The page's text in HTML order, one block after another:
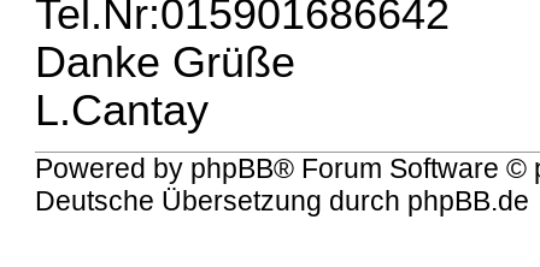
Tel.Nr:015901686642
Danke Grüße
L.Cantay
Powered by phpBB® Forum Software ©
Deutsche Übersetzung durch phpBB.de